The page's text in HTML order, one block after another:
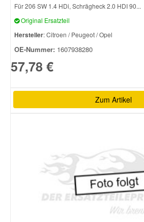
Für 206 SW 1.4 HDi, Schrägheck 2.0 HDI 90...
Original Ersatzteil
Hersteller: Citroen / Peugeot / Opel
OE-Nummer: 1607938280
57,78 €
Zum Artikel